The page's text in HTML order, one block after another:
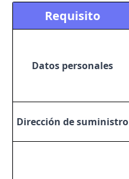
Requisito
Datos personales
Dirección de suministro